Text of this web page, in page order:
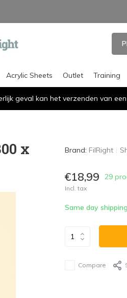
Acrylic Sheets Outlet Training
geval kan het verzenden van
x
Brand: FilRight
€18,99 29
Incl. tax
Same day
Compare